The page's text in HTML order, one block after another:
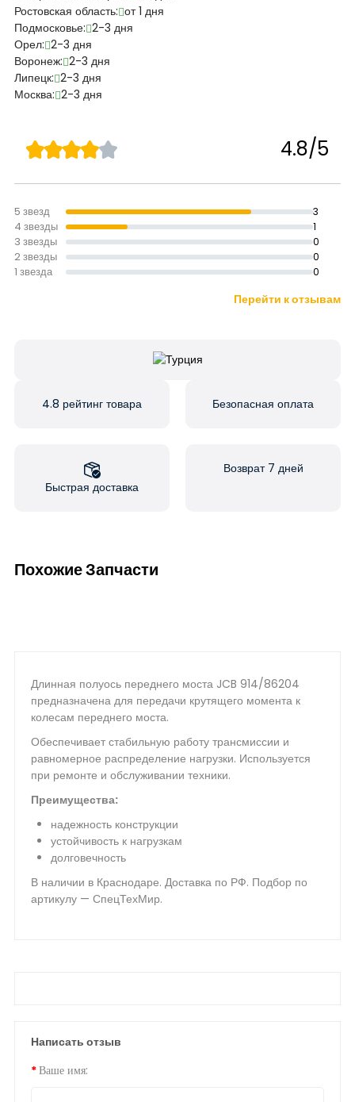
Ростовская область: от 1 дня
Подмосковье: 2-3 дня
Орел: 2-3 дня
Воронеж: 2-3 дня
Липецк: 2-3 дня
Москва: 2-3 дня
4.8/5
5 звезд 3
4 звезды 1
3 звезды 0
2 звезды 0
1 звезда 0
Перейти к отзывам
4.8 рейтинг товара Безопасная оплата
Быстрая доставка
Возврат 7 дней
Похожие Запчасти
Длинная полуось переднего моста JCB 914/86204
предназначена для передачи крутящего момента к
колесам переднего моста.
Обеспечивает стабильную работу трансмиссии и
равномерное распределение нагрузки. Используется
при ремонте и обслуживании техники.
Преимущества:
надежность конструкции
устойчивость к нагрузкам
долговечность
В наличии в Краснодаре. Доставка по РФ. Подбор по
артикулу — СпецТехМир.
Написать отзыв
Ваше имя: